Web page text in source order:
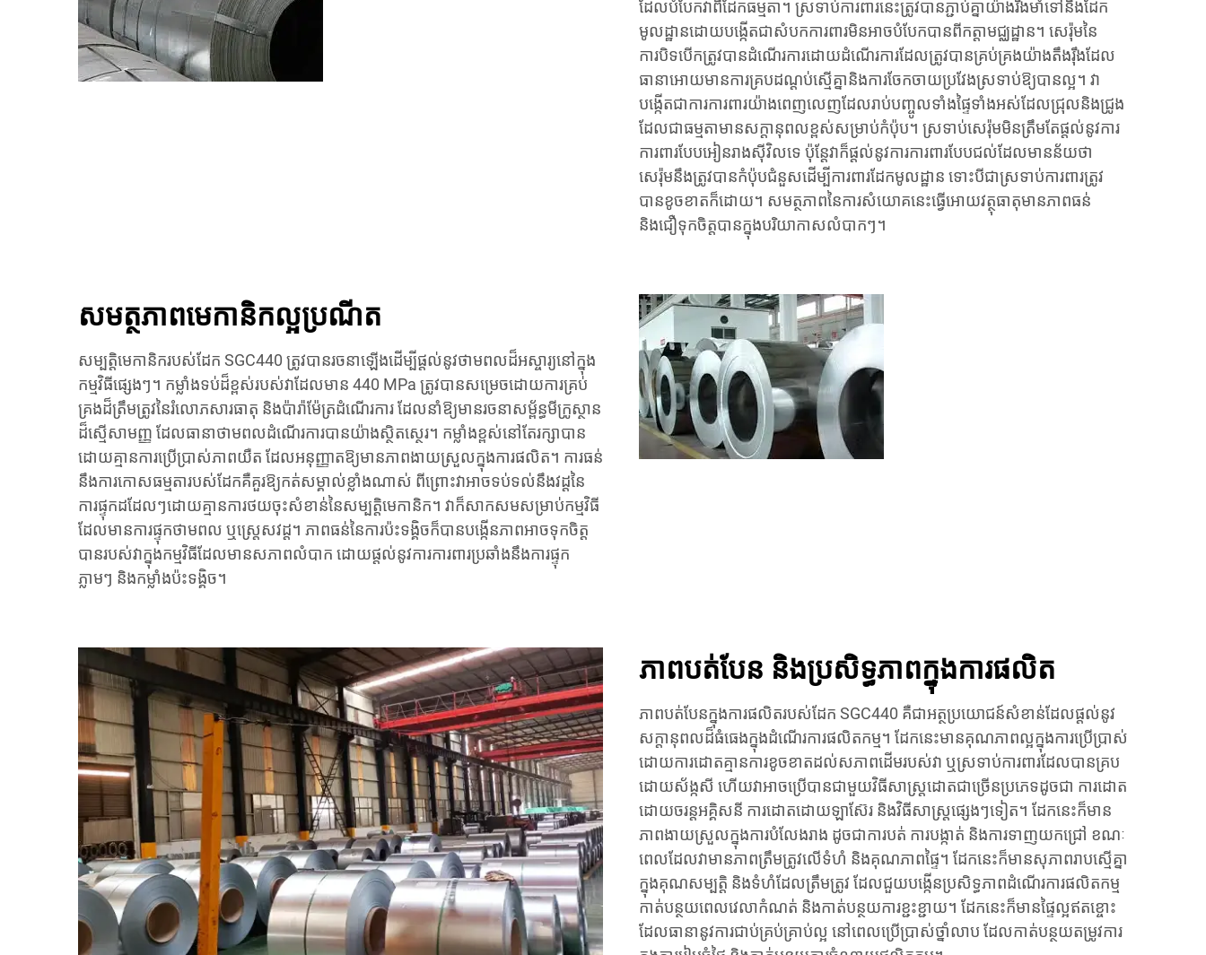
ដែលបំបែកវាពីដែកធម្មតា។ ស្រទាប់ការពារនេះត្រូវបានភ្ជាប់គ្នាយ៉ាងរឹងមាំទៅនឹងដែក
មូលដ្ឋានដោយបង្កើតជាសំបកការពារមិនអាចបំបែកបានពីកត្តាមជ្ឈដ្ឋាន។ សេរ៉ុមនៃ
ការបិទបើកត្រូវបានដំណើរការដោយដំណើរការដែលត្រូវបានគ្រប់គ្រងយ៉ាងតឹងរ៉ឹងដែល
ធានាអោយមានការគ្របដណ្តប់ស្មើគ្នានិងការចែកចាយប្រវែងស្រទាប់ឱ្យបានល្អ។ វា
បង្កើតជាការការពារយ៉ាងពេញលេញដែលរាប់បញ្ចូលទាំងផ្ទៃទាំងអស់ដែលជ្រុលនិងជ្រូង
ដែលជាធម្មតាមានសក្ដានុពលខ្ពស់សម្រាប់កំប៉ុប។ ស្រទាប់សេរ៉ុមមិនត្រឹមតែផ្តល់នូវការ
ការពារបែបអៀនរាងស៊ីវិលទេ ប៉ុន្តែវាក៏ផ្តល់នូវការការពារបែបជល់ដែលមានន័យថា
សេរ៉ុមនឹងត្រូវបានកំប៉ុបជំនួសដើម្បីការពារដែកមូលដ្ឋាន ទោះបីជាស្រទាប់ការពារត្រូវ
បានខូចខាតក៏ដោយ។ សមត្ថភាពនៃការសំយោគនេះធ្វើអោយវត្ថុធាតុមានភាពធន់
និងជឿទុកចិត្តបានក្នុងបរិយាកាសលំបាកៗ។
សមត្ថភាពមេកានិកល្អប្រណីត
សម្បត្តិមេកានិករបស់ដែក SGC440 ត្រូវបានរចនាឡើងដើម្បីផ្តល់នូវថាមពលដ៏អស្ចារ្យនៅក្នុង
កម្មវិធីផ្សេងៗ។ កម្លាំងទប់ដ៏ខ្ពស់របស់វាដែលមាន 440 MPa ត្រូវបានសម្រេចដោយការគ្រប់
គ្រងដ៏ត្រឹមត្រូវនៃរំលោភសារធាតុ និងប៉ារ៉ាម៉ែត្រដំណើរការ ដែលនាំឱ្យមានរចនាសម្ព័ន្ធមីក្រូស្ថាន
ដ៏ស្មើសាមញ្ញ ដែលធានាថាមពលដំណើរការបានយ៉ាងស្ថិតស្ថេរ។ កម្លាំងខ្ពស់នៅតែរក្សាបាន
ដោយគ្មានការប្រើប្រាស់ភាពយឺត ដែលអនុញ្ញាតឱ្យមានភាពងាយស្រួលក្នុងការផលិត។ ការធន់
នឹងការកោសធម្មតារបស់ដែកគឺគួរឱ្យកត់សម្គាល់ខ្លាំងណាស់ ពីព្រោះវាអាចទប់ទល់នឹងវដ្តនៃ
ការផ្ទុកដដែលៗដោយគ្មានការថយចុះសំខាន់នៃសម្បត្តិមេកានិក។ វាក៏សាកសមសម្រាប់កម្មវិធី
ដែលមានការផ្ទុកថាមពល ឬស្ត្រេសវដ្ត។ ភាពធន់នៃការប៉ះទង្គិចក៏បានបង្កើនភាពអាចទុកចិត្ត
បានរបស់វាក្នុងកម្មវិធីដែលមានសភាពលំបាក ដោយផ្តល់នូវការការពារប្រឆាំងនឹងការផ្ទុក
ភ្លាមៗ និងកម្លាំងប៉ះទង្គិច។
ភាពបត់បែន និងប្រសិទ្ធភាពក្នុងការផលិត
ភាពបត់បែនក្នុងការផលិតរបស់ដែក SGC440 គឺជាអត្ថប្រយោជន៍សំខាន់ដែលផ្តល់នូវ
សក្តានុពលដ៏ធំធេងក្នុងដំណើរការផលិតកម្ម។ ដែកនេះមានគុណភាពល្អក្នុងការប្រើប្រាស់
ដោយការដោតគ្មានការខូចខាតដល់សភាពដើមរបស់វា ឬស្រទាប់ការពារដែលបានគ្រប
ដោយស័ង្កសី ហើយវាអាចប្រើបានជាមួយវិធីសាស្រ្តដោតជាច្រើនប្រភេទដូចជា ការដោត
ដោយចរន្តអគ្គិសនី ការដោតដោយឡាស៊ែរ និងវិធីសាស្រ្តផ្សេងៗទៀត។ ដែកនេះក៏មាន
ភាពងាយស្រួលក្នុងការបំលែងរាង ដូចជាការបត់ ការបង្កាត់ និងការទាញយកជ្រៅ ខណៈ
ពេលដែលវាមានភាពត្រឹមត្រូវលើទំហំ និងគុណភាពផ្ទៃ។ ដែកនេះក៏មានសុភាពរាបស្មើគ្នា
ក្នុងគុណសម្បត្តិ និងទំហំដែលត្រឹមត្រូវ ដែលជួយបង្កើនប្រសិទ្ធភាពដំណើរការផលិតកម្ម
កាត់បន្ថយពេលវេលាកំណត់ និងកាត់បន្ថយការខ្ជះខ្ជាយ។ ដែកនេះក៏មានផ្ទៃល្អឥតខ្ចោះ
ដែលធានានូវការជាប់គ្រប់គ្រាប់ល្អ នៅពេលប្រើប្រាស់ថ្នាំលាប ដែលកាត់បន្ថយតម្រូវការ